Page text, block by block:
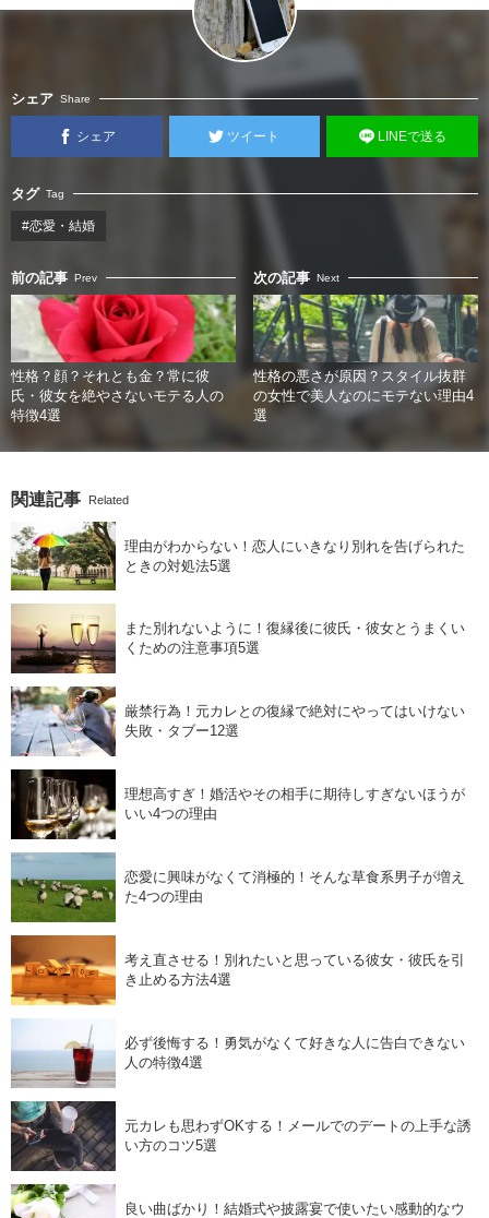
シェア Share
シェア ツイート LINEで送る
タグ Tag
#恋愛・結婚
前の記事 Prev
性格？顔？それとも金？常に彼
氏・彼女を絶やさないモテる人の
特徴4選
次の記事 Next
性格の悪さが原因？スタイル抜群
の女性で美人なのにモテない理由4
選
関連記事 Related
理由がわからない！恋人にいきなり別れを告げられた
ときの対処法5選
また別れないように！復縁後に彼氏・彼女とうまくい
くための注意事項5選
厳禁行為！元カレとの復縁で絶対にやってはいけない
失敗・タブー12選
理想高すぎ！婚活やその相手に期待しすぎないほうが
いい4つの理由
恋愛に興味がなくて消極的！そんな草食系男子が増え
た4つの理由
考え直させる！別れたいと思っている彼女・彼氏を引
き止める方法4選
必ず後悔する！勇気がなくて好きな人に告白できない
人の特徴4選
元カレも思わずOKする！メールでのデートの上手な誘
い方のコツ5選
良い曲ばかり！結婚式や披露宴で使いたい感動的なウ